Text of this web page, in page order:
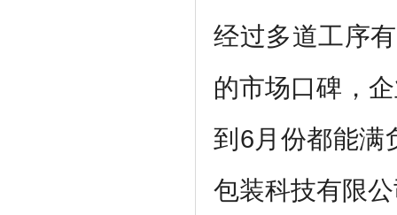
经过多道工序
的市场口碑，
到6月份都能满
包装科技有限